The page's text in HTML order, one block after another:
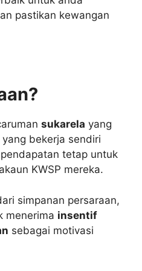
pastikan kewangan
sukarela yang
bekerja sendiri
tetap untuk
KWSP mereka.
simpanan persaraan,
menerima insentif
sebagai motivasi